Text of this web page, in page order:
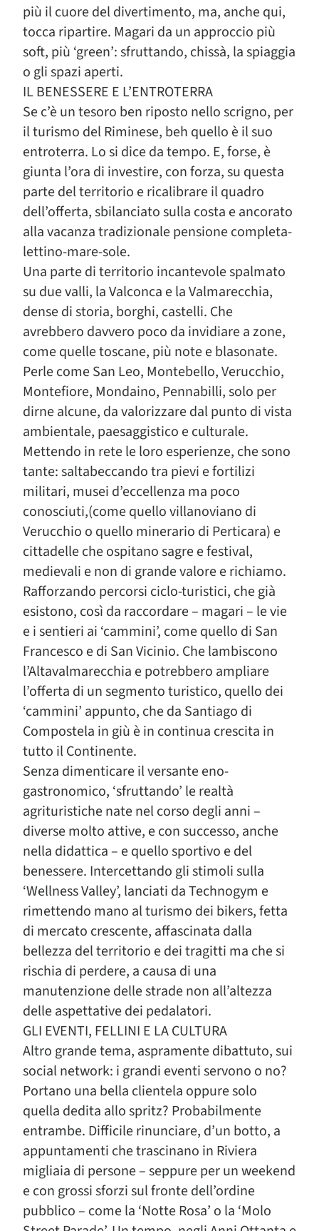
più il cuore del divertimento, ma, anche qui,
tocca ripartire. Magari da un approccio più
soft, più ‘green’: sfruttando, chissà, la spiaggia
o gli spazi aperti.
IL BENESSERE E L’ENTROTERRA
Se c’è un tesoro ben riposto nello scrigno, per
il turismo del Riminese, beh quello è il suo
entroterra. Lo si dice da tempo. E, forse, è
giunta l’ora di investire, con forza, su questa
parte del territorio e ricalibrare il quadro
dell’offerta, sbilanciato sulla costa e ancorato
alla vacanza tradizionale pensione completa-
lettino-mare-sole.
Una parte di territorio incantevole spalmato
su due valli, la Valconca e la Valmarecchia,
dense di storia, borghi, castelli. Che
avrebbero davvero poco da invidiare a zone,
come quelle toscane, più note e blasonate.
Perle come San Leo, Montebello, Verucchio,
Montefiore, Mondaino, Pennabilli, solo per
dirne alcune, da valorizzare dal punto di vista
ambientale, paesaggistico e culturale.
Mettendo in rete le loro esperienze, che sono
tante: saltabeccando tra pievi e fortilizi
militari, musei d’eccellenza ma poco
conosciuti,(come quello villanoviano di
Verucchio o quello minerario di Perticara) e
cittadelle che ospitano sagre e festival,
medievali e non di grande valore e richiamo.
Rafforzando percorsi ciclo-turistici, che già
esistono, così da raccordare – magari – le vie
e i sentieri ai ‘cammini’, come quello di San
Francesco e di San Vicinio. Che lambiscono
l’Altavalmarecchia e potrebbero ampliare
l’offerta di un segmento turistico, quello dei
‘cammini’ appunto, che da Santiago di
Compostela in giù è in continua crescita in
tutto il Continente.
Senza dimenticare il versante eno-
gastronomico, ‘sfruttando’ le realtà
agrituristiche nate nel corso degli anni –
diverse molto attive, e con successo, anche
nella didattica – e quello sportivo e del
benessere. Intercettando gli stimoli sulla
‘Wellness Valley’, lanciati da Technogym e
rimettendo mano al turismo dei bikers, fetta
di mercato crescente, affascinata dalla
bellezza del territorio e dei tragitti ma che si
rischia di perdere, a causa di una
manutenzione delle strade non all’altezza
delle aspettative dei pedalatori.
GLI EVENTI, FELLINI E LA CULTURA
Altro grande tema, aspramente dibattuto, sui
social network: i grandi eventi servono o no?
Portano una bella clientela oppure solo
quella dedita allo spritz? Probabilmente
entrambe. Difficile rinunciare, d’un botto, a
appuntamenti che trascinano in Riviera
migliaia di persone – seppure per un weekend
e con grossi sforzi sul fronte dell’ordine
pubblico – come la ‘Notte Rosa’ o la ‘Molo